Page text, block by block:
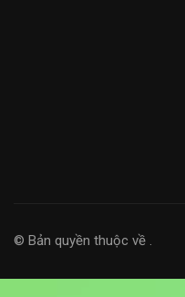
© Bản quyền thuộc về .